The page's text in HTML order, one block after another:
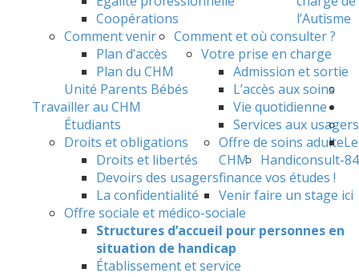
Coopérations
Comment venir
Plan d’accès
Plan du CHM
Comment et où consulter ?
Votre prise en charge
Admission et sortie
L’accès aux soins
Vie quotidienne
Services aux usagers
Droits et obligations
Droits et libertés
Devoirs des usagers
La confidentialité
Offre de soins adulte
Handiconsult-84
Offre sociale et médico-sociale
Structures d’accueil pour personnes en
situation de handicap
Établissement et service
l’Autisme
Unité Parents Bébés
Travailler au CHM
Étudiants
Le
CHM
finance vos études !
Venir faire un stage ici